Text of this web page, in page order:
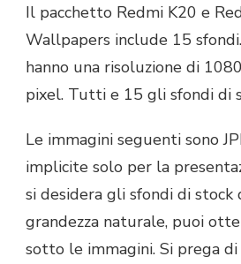
Il pacchetto Redmi K20 e
Wallpapers include 15
hanno una risoluzione di
pixel. Tutti e 15 gli sfondi di
Le immagini seguenti sono
implicite solo per la
si desidera gli sfondi di
grandezza naturale, puoi
sotto le immagini. Si prega